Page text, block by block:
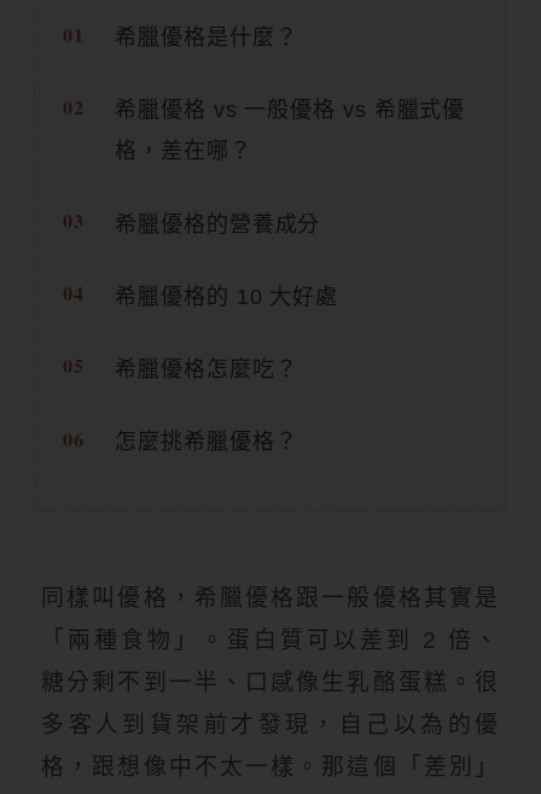
希臘優格是什麼？
希臘優格 vs 一般優格 vs 希臘式優
格，差在哪？
希臘優格的營養成分
希臘優格的 10 大好處
希臘優格怎麼吃？
怎麼挑希臘優格？
同樣叫優格，希臘優格跟一般優格其實是
「兩種食物」。蛋白質可以差到 2 倍、
糖分剩不到一半、口感像生乳酪蛋糕。很
多客人到貨架前才發現，自己以為的優
格，跟想像中不太一樣。那這個「差別」